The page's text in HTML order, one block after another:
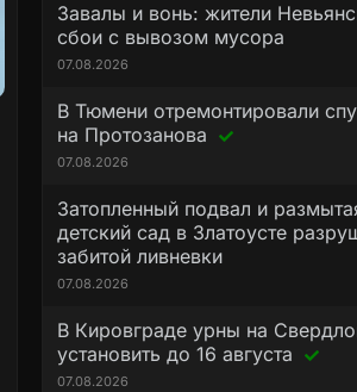
Завалы и вонь: жители
сбои с вывозом мусора
07.08.2026
В Тюмени отремонтировали
на Протозанова
07.08.2026
Затопленный подвал и
детский сад в Златоусте
забитой ливневки
07.08.2026
В Кировграде урны на
установить до 16 августа
07.08.2026